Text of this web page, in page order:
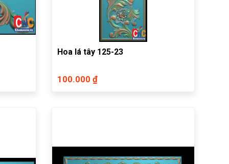
Hoa lá tây 125-23
100.000 ₫